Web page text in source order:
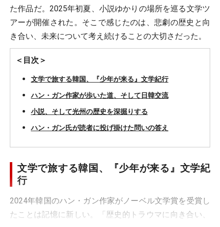
た作品だ。2025年初夏、小説ゆかりの場所を巡る文学ツ
アーが開催された。そこで感じたのは、悲劇の歴史と向
き合い、未来について考え続けることの大切さだった。
＜目次＞
文学で旅する韓国、『少年が来る』文学紀行
ハン・ガン作家が歩いた道、そして日韓交流
小説、そして光州の歴史を深掘りする
ハン・ガン氏が読者に投げ掛けた問いの答え
文学で旅する韓国、『少年が来る』文学紀
行
2024年韓国のハン・ガン作家がノーベル文学賞を受賞し
たことは記憶に新しい。「歴史的トラウマに向き合い、